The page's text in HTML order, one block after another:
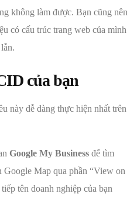
không làm được. Bạn cũng nên
có cấu trúc trang web của mình
của bạn
này dễ dàng thực hiện nhất trên
Google My Business để tìm
Google Map qua phần “View on
tên doanh nghiệp của bạn